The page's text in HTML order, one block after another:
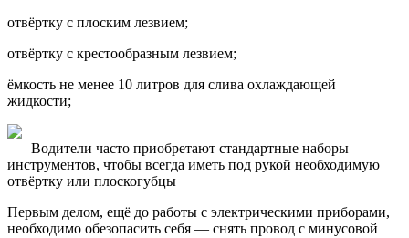
отвёртку с плоским лезвием;
отвёртку с крестообразным лезвием;
ёмкость не менее 10 литров для слива охлаждающей
жидкости;
Водители часто приобретают стандартные наборы
инструментов, чтобы всегда иметь под рукой необходимую
отвёртку или плоскогубцы
Первым делом, ещё до работы с электрическими приборами,
необходимо обезопасить себя — снять провод с минусовой